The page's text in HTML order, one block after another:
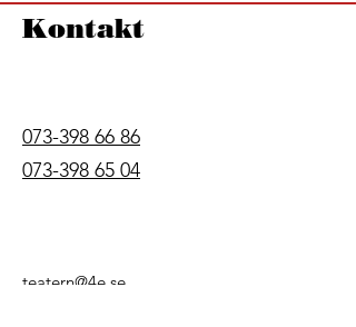
Kontakt
073-398 66 86
073-398 65 04
teatern@4e.se